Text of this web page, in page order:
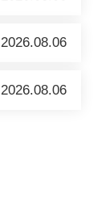
2026.08.06
2026.08.06